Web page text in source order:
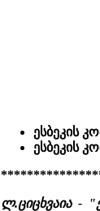
ესბეკის
ესბეკის
ლ.ციცხვაია -